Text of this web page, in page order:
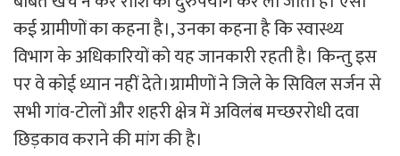
कई ग्रामीणों का कहना है।, उनका कहना है कि स्वास्थ्य
विभाग के अधिकारियों को यह जानकारी रहती है। किन्तु इस
पर वे कोई ध्यान नहीं देते।ग्रामीणों ने जिले के सिविल सर्जन से
सभी गांव-टोलों और शहरी क्षेत्र में अविलंब मच्छररोधी दवा
छिड़काव कराने की मांग की है।